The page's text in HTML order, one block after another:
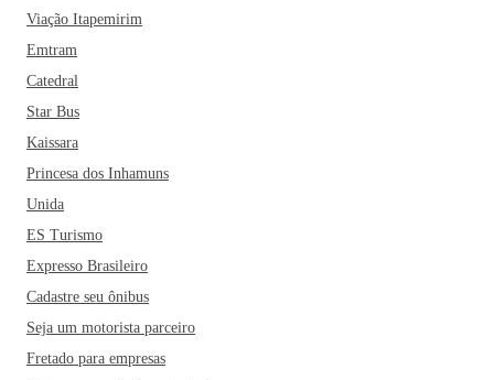
Viação Itapemirim
Emtram
Catedral
Star Bus
Kaissara
Princesa dos Inhamuns
Unida
ES Turismo
Expresso Brasileiro
Cadastre seu ônibus
Seja um motorista parceiro
Fretado para empresas